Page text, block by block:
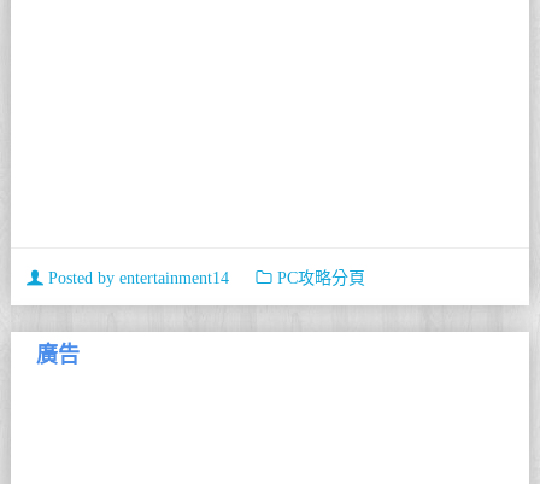
Posted by entertainment14 PC攻略分頁
廣告